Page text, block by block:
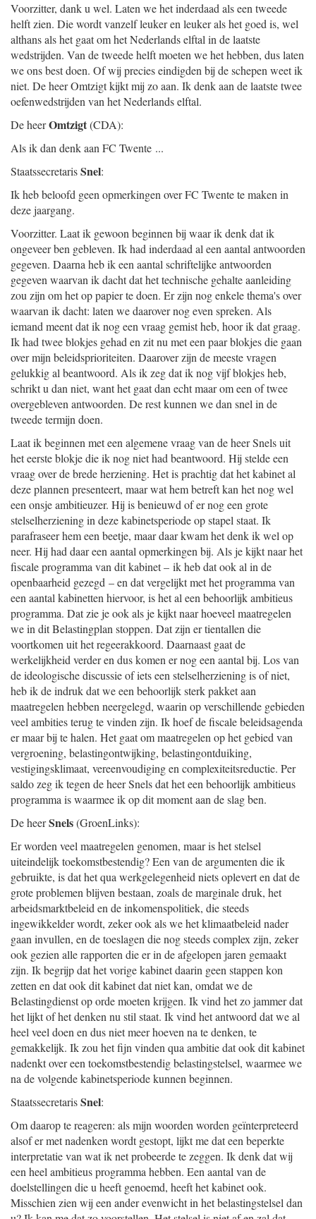
Voorzitter, dank u wel. Laten we het inderdaad als een tweede
helft zien. Die wordt vanzelf leuker en leuker als het goed is, wel
althans als het gaat om het Nederlands elftal in de laatste
wedstrijden. Van de tweede helft moeten we het hebben, dus laten
we ons best doen. Of wij precies eindigden bij de schepen weet ik
niet. De heer Omtzigt kijkt mij zo aan. Ik denk aan de laatste twee
oefenwedstrijden van het Nederlands elftal.
De heerOmtzigt(CDA):
Als ik dan denk aan FC Twente ...
StaatssecretarisSnel:
Ik heb beloofd geen opmerkingen over FC Twente te maken in
deze jaargang.
Voorzitter. Laat ik gewoon beginnen bij waar ik denk dat ik
ongeveer ben gebleven. Ik had inderdaad al een aantal antwoorden
gegeven. Daarna heb ik een aantal schriftelijke antwoorden
gegeven waarvan ik dacht dat het technische gehalte aanleiding
zou zijn om het op papier te doen. Er zijn nog enkele thema's over
waarvan ik dacht: laten we daarover nog even spreken. Als
iemand meent dat ik nog een vraag gemist heb, hoor ik dat graag.
Ik had twee blokjes gehad en zit nu met een paar blokjes die gaan
over mijn beleidsprioriteiten. Daarover zijn de meeste vragen
gelukkig al beantwoord. Als ik zeg dat ik nog vijf blokjes heb,
schrikt u dan niet, want het gaat dan echt maar om een of twee
overgebleven antwoorden. De rest kunnen we dan snel in de
tweede termijn doen.
Laat ik beginnen met een algemene vraag van de heer Snels uit
het eerste blokje die ik nog niet had beantwoord. Hij stelde een
vraag over de brede herziening. Het is prachtig dat het kabinet al
deze plannen presenteert, maar wat hem betreft kan het nog wel
een onsje ambitieuzer. Hij is benieuwd of er nog een grote
stelselherziening in deze kabinetsperiode op stapel staat. Ik
parafraseer hem een beetje, maar daar kwam het denk ik wel op
neer. Hij had daar een aantal opmerkingen bij. Als je kijkt naar het
fiscale programma van dit kabinet – ik heb dat ook al in de
openbaarheid gezegd – en dat vergelijkt met het programma van
een aantal kabinetten hiervoor, is het al een behoorlijk ambitieus
programma. Dat zie je ook als je kijkt naar hoeveel maatregelen
we in dit Belastingplan stoppen. Dat zijn er tientallen die
voortkomen uit het regeerakkoord. Daarnaast gaat de
werkelijkheid verder en dus komen er nog een aantal bij. Los van
de ideologische discussie of iets een stelselherziening is of niet,
heb ik de indruk dat we een behoorlijk sterk pakket aan
maatregelen hebben neergelegd, waarin op verschillende gebieden
veel ambities terug te vinden zijn. Ik hoef de fiscale beleidsagenda
er maar bij te halen. Het gaat om maatregelen op het gebied van
vergroening, belastingontwijking, belastingontduiking,
vestigingsklimaat, vereenvoudiging en complexiteitsreductie. Per
saldo zeg ik tegen de heer Snels dat het een behoorlijk ambitieus
programma is waarmee ik op dit moment aan de slag ben.
De heerSnels(GroenLinks):
Er worden veel maatregelen genomen, maar is het stelsel
uiteindelijk toekomstbestendig? Een van de argumenten die ik
gebruikte, is dat het qua werkgelegenheid niets oplevert en dat de
grote problemen blijven bestaan, zoals de marginale druk, het
arbeidsmarktbeleid en de inkomenspolitiek, die steeds
ingewikkelder wordt, zeker ook als we het klimaatbeleid nader
gaan invullen, en de toeslagen die nog steeds complex zijn, zeker
ook gezien alle rapporten die er in de afgelopen jaren gemaakt
zijn. Ik begrijp dat het vorige kabinet daarin geen stappen kon
zetten en dat ook dit kabinet dat niet kan, omdat we de
Belastingdienst op orde moeten krijgen. Ik vind het zo jammer dat
het lijkt of het denken nu stil staat. Ik vind het antwoord dat we al
heel veel doen en dus niet meer hoeven na te denken, te
gemakkelijk. Ik zou het fijn vinden qua ambitie dat ook dit kabinet
nadenkt over een toekomstbestendig belastingstelsel, waarmee we
na de volgende kabinetsperiode kunnen beginnen.
StaatssecretarisSnel:
Om daarop te reageren: als mijn woorden worden geïnterpreteerd
alsof er met nadenken wordt gestopt, lijkt me dat een beperkte
interpretatie van wat ik net probeerde te zeggen. Ik denk dat wij
een heel ambitieus programma hebben. Een aantal van de
doelstellingen die u heeft genoemd, heeft het kabinet ook.
Misschien zien wij een ander evenwicht in het belastingstelsel dan